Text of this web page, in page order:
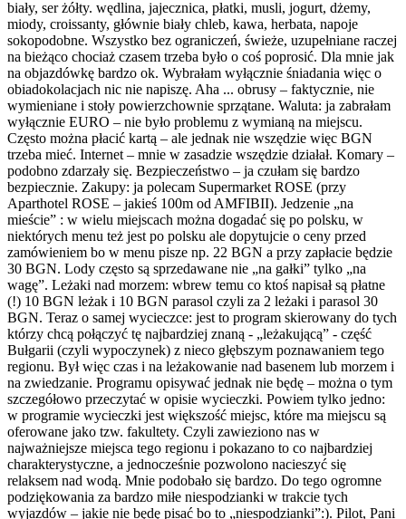
biały, ser żółty. wędlina, jajecznica, płatki, musli, jogurt, dżemy,
miody, croissanty, głównie biały chleb, kawa, herbata, napoje
sokopodobne. Wszystko bez ograniczeń, świeże, uzupełniane raczej
na bieżąco chociaż czasem trzeba było o coś poprosić. Dla mnie jak
na objazdówkę bardzo ok. Wybrałam wyłącznie śniadania więc o
obiadokolacjach nic nie napiszę. Aha ... obrusy – faktycznie, nie
wymieniane i stoły powierzchownie sprzątane. Waluta: ja zabrałam
wyłącznie EURO – nie było problemu z wymianą na miejscu.
Często można płacić kartą – ale jednak nie wszędzie więc BGN
trzeba mieć. Internet – mnie w zasadzie wszędzie działał. Komary –
podobno zdarzały się. Bezpieczeństwo – ja czułam się bardzo
bezpiecznie. Zakupy: ja polecam Supermarket ROSE (przy
Aparthotel ROSE – jakieś 100m od AMFIBII). Jedzenie „na
mieście” : w wielu miejscach można dogadać się po polsku, w
niektórych menu też jest po polsku ale dopytujcie o ceny przed
zamówieniem bo w menu pisze np. 22 BGN a przy zapłacie będzie
30 BGN. Lody często są sprzedawane nie „na gałki” tylko „na
wagę”. Leżaki nad morzem: wbrew temu co ktoś napisał są płatne
(!) 10 BGN leżak i 10 BGN parasol czyli za 2 leżaki i parasol 30
BGN. Teraz o samej wycieczce: jest to program skierowany do tych
którzy chcą połączyć tę najbardziej znaną - „leżakującą” - część
Bułgarii (czyli wypoczynek) z nieco głębszym poznawaniem tego
regionu. Był więc czas i na leżakowanie nad basenem lub morzem i
na zwiedzanie. Programu opisywać jednak nie będę – można o tym
szczegółowo przeczytać w opisie wycieczki. Powiem tylko jedno:
w programie wycieczki jest większość miejsc, które ma miejscu są
oferowane jako tzw. fakultety. Czyli zawieziono nas w
najważniejsze miejsca tego regionu i pokazano to co najbardziej
charakterystyczne, a jednocześnie pozwolono nacieszyć się
relaksem nad wodą. Mnie podobało się bardzo. Do tego ogromne
podziękowania za bardzo miłe niespodzianki w trakcie tych
wyjazdów – jakie nie będę pisać bo to „niespodzianki”:). Pilot, Pani